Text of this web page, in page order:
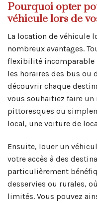
Pourquoi opter
véhicule lors de
La location de véhicule
nombreux avantages.
flexibilité incomparable
les horaires des bus ou
découvrir chaque
vous souhaitiez faire un
pittoresques ou
local, une voiture de
Ensuite, louer un
votre accès à des
particulièrement
desservies ou rurales,
limités. Vous pouvez